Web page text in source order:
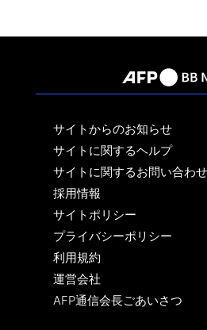
サイトからのお知らせ
サイトに関するヘルプ
サイトに関するお問い合わせ
採用情報
サイトポリシー
プライバシーポリシー
利用規約
運営会社
AFP通信会長ごあいさつ